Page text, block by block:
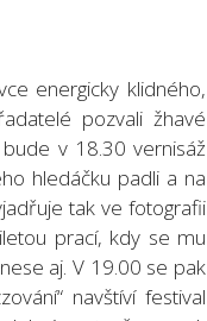
energicky klidného,
pozvali žhavé
v 18.30 vernisáž
hledáčku padli a na
tak ve fotografii
prací, kdy se mu
aj. V 19.00 se pak
navštíví festival